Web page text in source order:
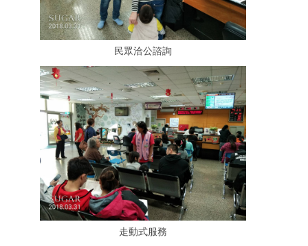
民眾洽公諮詢
走動式服務